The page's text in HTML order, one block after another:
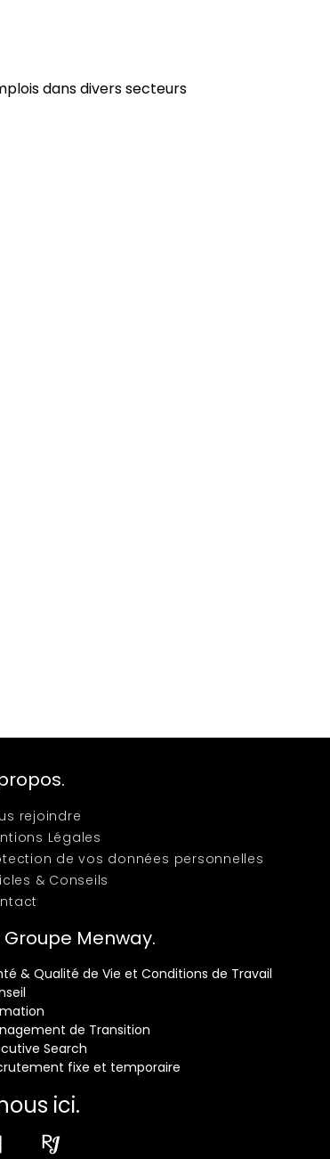
dans divers secteurs
rejoindre
Légales
de vos données personnelles
& Conseils
Groupe Menway.
& Qualité de Vie et Conditions de Travail
de Transition
Search
fixe et temporaire
ici.